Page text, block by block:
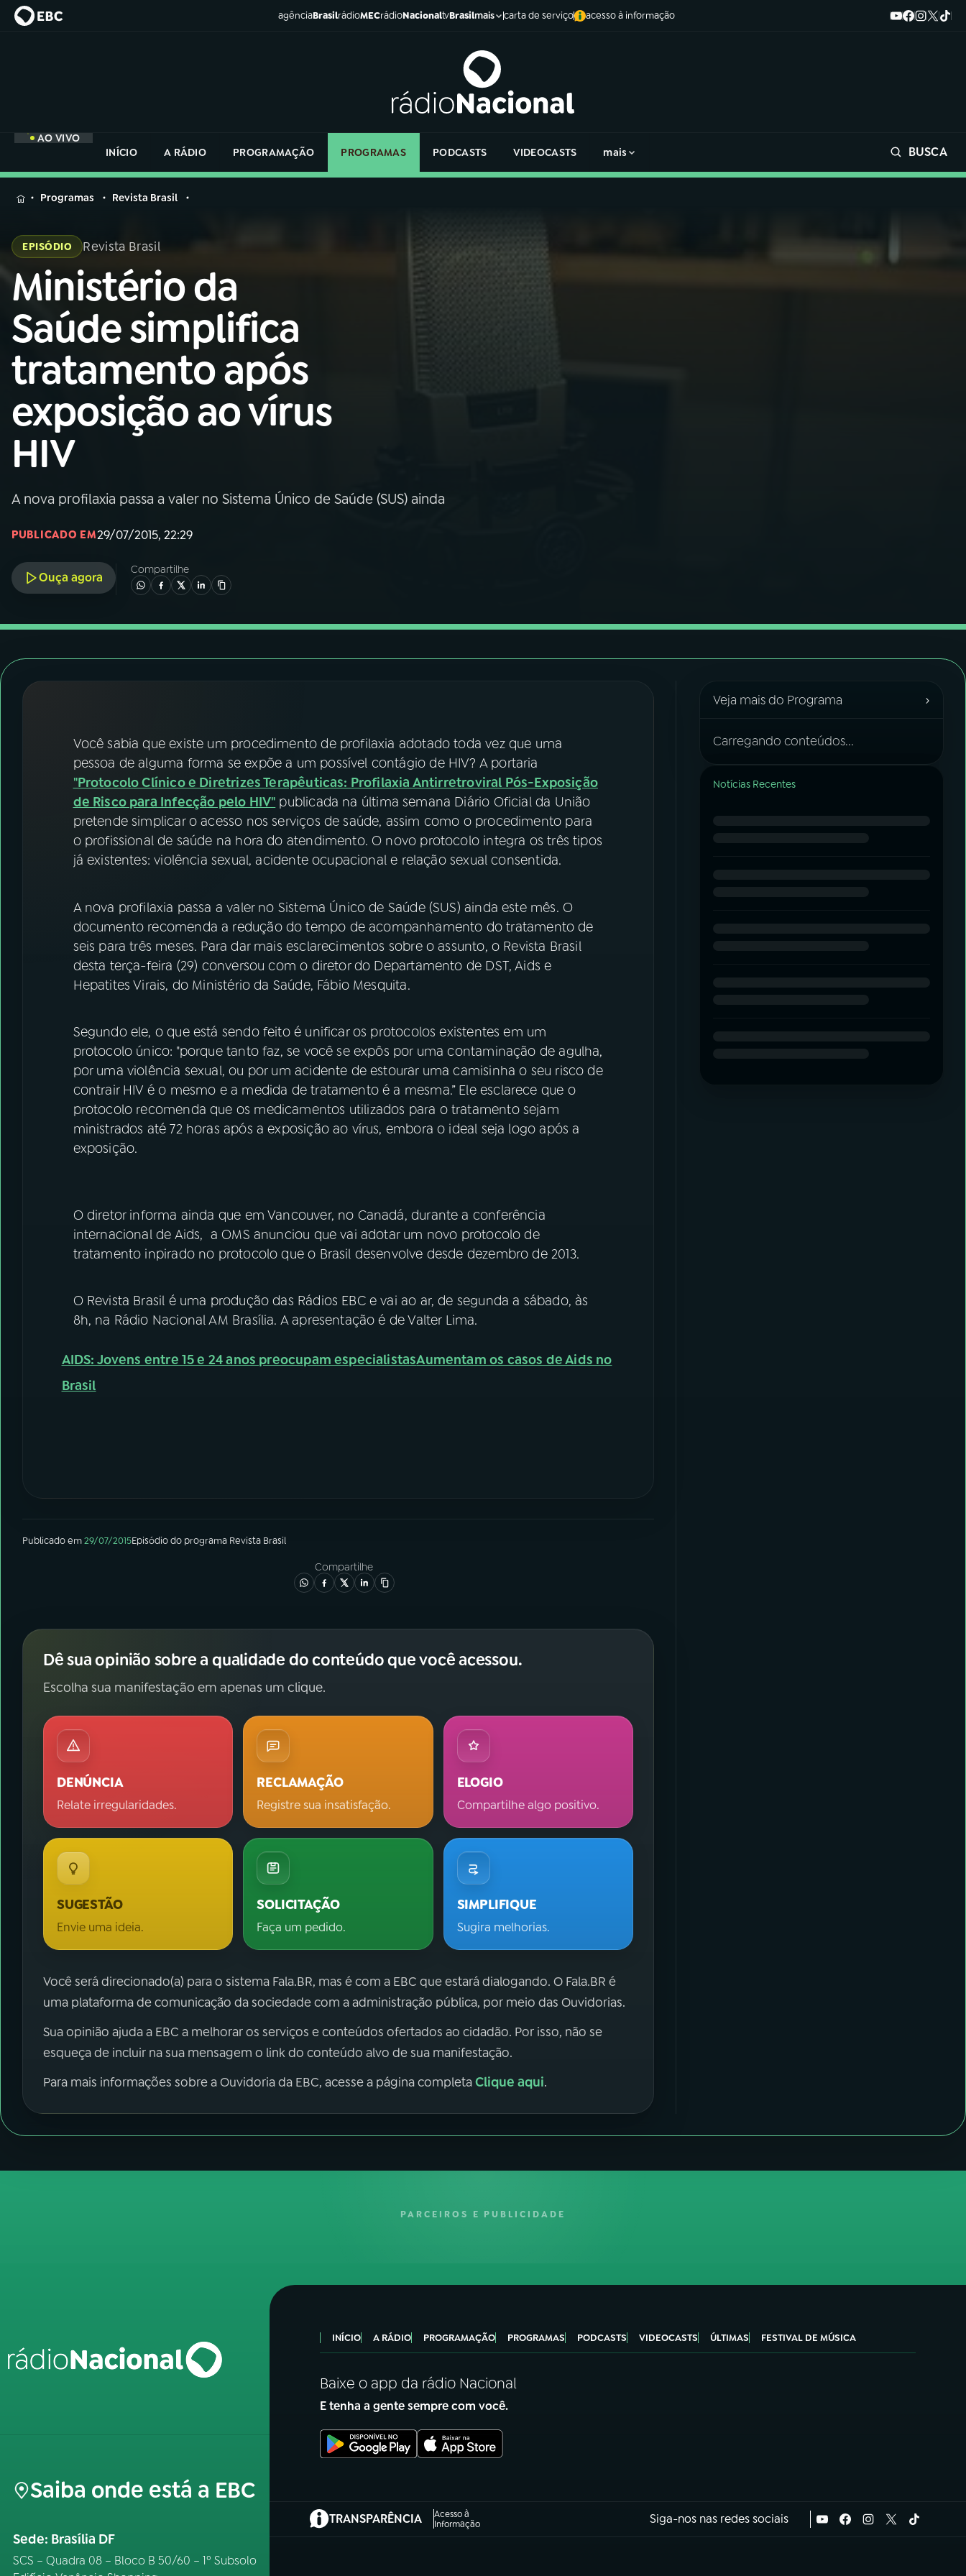
agênciaBrasilrádioMECrádioNacionaltvBrasilmais carta de serviço acesso à informação
AO VIVO
INÍCIO
A RÁDIO PROGRAMAÇÃO PROGRAMAS PODCASTS VIDEOCASTS mais BUSCA
MENU
Buscar
na
Rádio
Nacional
AO VIVO
01INÍCIO
02 A RÁDIO
03PROGRAMAÇÃO
04 PROGRAMAS
ACOMPANHE A RÁDIO NACIONAL
YouTube Facebook
Instagram X
na
Rádio
Nacional
Programas Revista Brasil
EPISÓDIO Revista Brasil
Ministério da
Saúde simplifica
tratamento após
exposição ao vírus
HIV
A nova profilaxia passa a valer no Sistema Único de Saúde (SUS) ainda
PUBLICADO EM29/07/2015, 22:29
Ouça agora
Compartilhe
Você sabia que existe um procedimento de profilaxia adotado toda vez que uma
pessoa de alguma forma se expõe a um possível contágio de HIV? A portaria
"Protocolo Clínico e Diretrizes Terapêuticas: Profilaxia Antirretroviral Pós-Exposição
de Risco para Infecção pelo HIV" publicada na última semana Diário Oficial da União
pretende simplicar o acesso nos serviços de saúde, assim como o procedimento para
o profissional de saúde na hora do atendimento. O novo protocolo integra os três tipos
já existentes: violência sexual, acidente ocupacional e relação sexual consentida.
A nova profilaxia passa a valer no Sistema Único de Saúde (SUS) ainda este mês. O
documento recomenda a redução do tempo de acompanhamento do tratamento de
seis para três meses. Para dar mais esclarecimentos sobre o assunto, o Revista Brasil
desta terça-feira (29) conversou com o diretor do Departamento de DST, Aids e
Hepatites Virais, do Ministério da Saúde, Fábio Mesquita.
Segundo ele, o que está sendo feito é unificar os protocolos existentes em um
protocolo único: "porque tanto faz, se você se expôs por uma contaminação de agulha,
por uma violência sexual, ou por um acidente de estourar uma camisinha o seu risco de
contrair HIV é o mesmo e a medida de tratamento é a mesma.” Ele esclarece que o
protocolo recomenda que os medicamentos utilizados para o tratamento sejam
ministrados até 72 horas após a exposição ao vírus, embora o ideal seja logo após a
exposição.
O diretor informa ainda que em Vancouver, no Canadá, durante a conferência
internacional de Aids, a OMS anunciou que vai adotar um novo protocolo de
tratamento inpirado no protocolo que o Brasil desenvolve desde dezembro de 2013.
O Revista Brasil é uma produção das Rádios EBC e vai ao ar, de segunda a sábado, às
8h, na Rádio Nacional AM Brasília. A apresentação é de Valter Lima.
AIDS: Jovens entre 15 e 24 anos preocupam especialistasAumentam os casos de Aids no
Brasil
Publicado em29/07/2015Episódiodo programa Revista Brasil
Compartilhe
Dê sua opinião sobre a qualidade do conteúdo que você acessou.
Escolha sua manifestação em apenas um clique.
DENÚNCIA
Relate irregularidades.
RECLAMAÇÃO
Registre sua insatisfação.
ELOGIO
Compartilhe algo positivo.
SUGESTÃO
Envie uma ideia.
SOLICITAÇÃO
Faça um pedido.
SIMPLIFIQUE
Sugira melhorias.
Você será direcionado(a) para o sistema Fala.BR, mas é com a EBC que estará dialogando. O Fala.BR é
uma plataforma de comunicação da sociedade com a administração pública, por meio das Ouvidorias.
Sua opinião ajuda a EBC a melhorar os serviços e conteúdos ofertados ao cidadão. Por isso, não se
esqueça de incluir na sua mensagem o link do conteúdo alvo de sua manifestação.
Para mais informações sobre a Ouvidoria da EBC, acesse a página completaClique aqui.
Veja mais do Programa ›
Carregando conteúdos...
Notícias Recentes
PARCEIROS E PUBLICIDADE
Saiba onde está a EBC
Sede: Brasília DF
SCS – Quadra 08 – Bloco B 50/60 – 1º Subsolo
INÍCIO A RÁDIO PROGRAMAÇÃO PROGRAMAS PODCASTS VIDEOCASTS ÚLTIMAS FESTIVAL DE MÚSICA
Baixe o app da rádio Nacional
E tenha a gente sempre com você.
TRANSPARÊNCIA
Acesso à
Informação
(abre em nova aba) Siga-nos nas redes sociais